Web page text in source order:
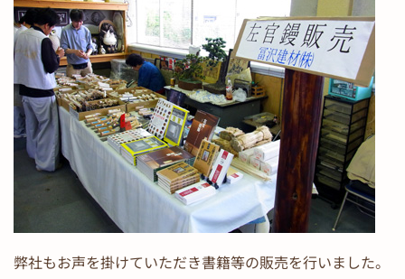
弊社もお声を掛けていただき書籍等の販売を行いました。